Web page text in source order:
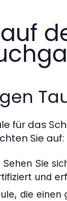
für das
Sie auf:
Sehen Sie
und
die